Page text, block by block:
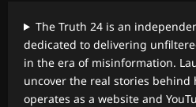
The Truth 24 is an
dedicated to delivering
in the era of misinformation.
uncover the real stories behind
operates as a website and